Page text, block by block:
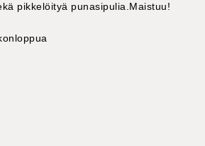
pikkelöityä punasipulia.Maistuu!